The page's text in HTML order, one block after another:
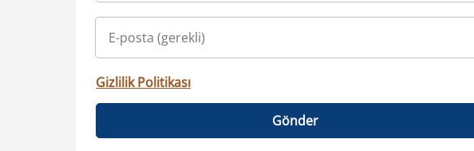
Gizlilik Politikası
Gönder